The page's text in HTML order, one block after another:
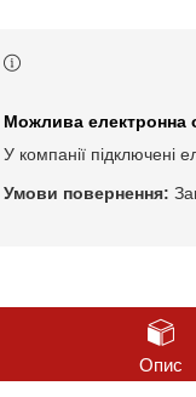
У компанії підключені
Опис